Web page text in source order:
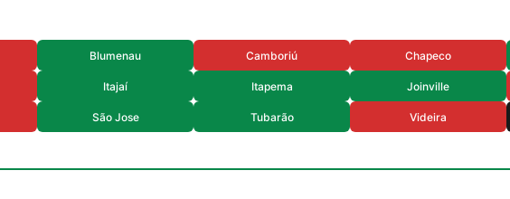
Blumenau Camboriú Chapeco
Itajaí Itapema Joinville
São Jose Tubarão Videira